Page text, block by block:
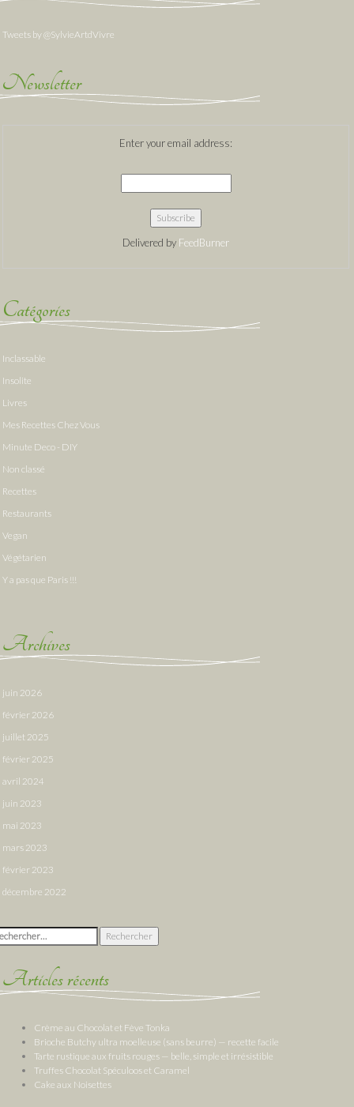
Tweets by @SylvieArtdVivre
Newsletter
Enter your email address:
Delivered by FeedBurner
Catégories
Inclassable
Insolite
Livres
Mes Recettes Chez Vous
Minute Deco - DIY
Non classé
Recettes
Restaurants
Vegan
Végétarien
Y a pas que Paris !!!
Archives
juin 2026
février 2026
juillet 2025
février 2025
avril 2024
juin 2023
mai 2023
mars 2023
février 2023
décembre 2022
:
Articles récents
Crème au Chocolat et Fève Tonka
Brioche Butchy ultra moelleuse (sans beurre) — recette facile
Tarte rustique aux fruits rouges — belle, simple et irrésistible
Truffes Chocolat Spéculoos et Caramel
Cake aux Noisettes